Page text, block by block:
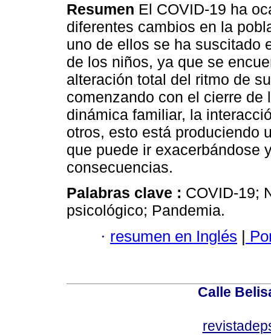
Resumen El COVID-19 ha
diferentes cambios en la
uno de ellos se ha suscitado
de los niños, ya que se
alteración total del ritmo de
comenzando con el cierre
dinámica familiar, la
otros, esto está produciendo
que puede ir exacerbándose
consecuencias.
Palabras clave : COVID-19;
psicológico; Pandemia.
· resumen en Inglés |
Calle